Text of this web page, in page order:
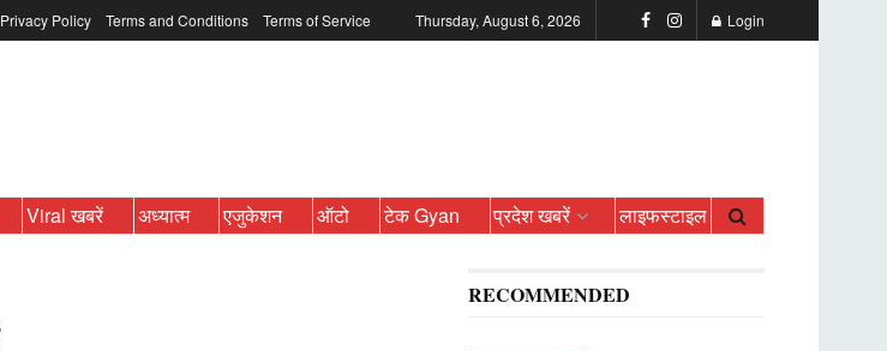
Privacy Policy Terms and Conditions Terms of Service Thursday, August 6, 2026 Login
Viral खबरें अध्यात्म एजुकेशन ऑटो टेक Gyan प्रदेश खबरें लाइफस्टाइल
RECOMMENDED